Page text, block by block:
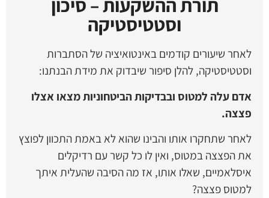
וסטטיסטיקה
לאחר שיעורים קודמים באינטואיציה של הסתברות
וסטטיסטיקה, להלן סיפור שיבדוק את מידת הבנתנו:
אדם עלה למטוס ובבדיקות הביטחוניות מצאו אצלו
פצצה.
לאחר שתחקרו אותו והבינו שהוא לא באמת התכוון לפוצץ
את הפצצה במטוס, ואין לו כל קשר עם רדיקלים
איסלאמיים, שאלו אותו, אז מה הסיבה שהעלית איתך
למטוס פצצה?